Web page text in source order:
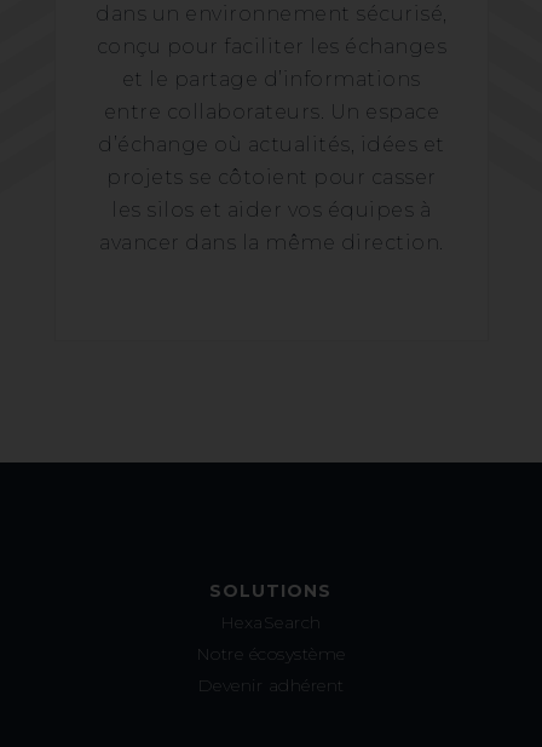
dans un environnement sécurisé,
conçu pour faciliter les échanges
et le partage d’informations
entre collaborateurs. Un espace
d’échange où actualités, idées et
projets se côtoient pour casser
les silos et aider vos équipes à
avancer dans la même direction.
SOLUTIONS
HexaSearch
Notre écosystème
Devenir adhérent